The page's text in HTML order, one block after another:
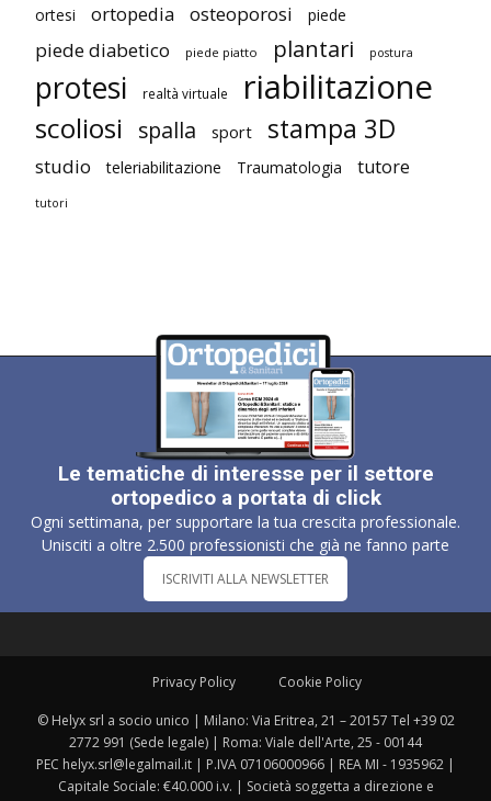
ortesi
ortopedia osteoporosi piede
piede diabetico piede piatto plantari postura
protesi realtà virtuale riabilitazione
scoliosi spalla sport stampa 3D
studio teleriabilitazione Traumatologia tutore
tutori
Le tematiche di interesse per il settore
ortopedico a portata di click
Ogni settimana, per supportare la tua crescita professionale.
Unisciti a oltre 2.500 professionisti che già ne fanno parte
ISCRIVITI ALLA NEWSLETTER
Privacy Policy Cookie Policy
© Helyx srl a socio unico | Milano: Via Eritrea, 21 – 20157 Tel +39 02
2772 991 (Sede legale) | Roma: Viale dell'Arte, 25 - 00144
PEC helyx.srl@legalmail.it | P.IVA 07106000966 | REA MI - 1935962 |
Capitale Sociale: €40.000 i.v. | Società soggetta a direzione e